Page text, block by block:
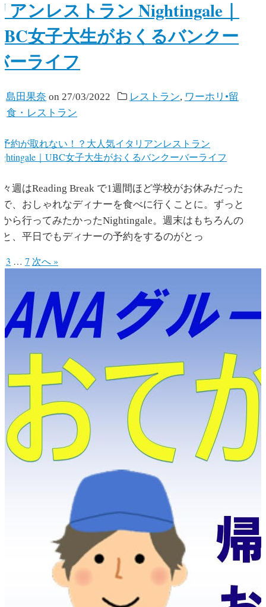
アンレストラン Nightingale｜
女子大生がおくるバンクー
ーライフ
島田果奈 on 27/03/2022 レストラン, ワーホリ•留
食・レストラン
週はReading Break で1週間ほど学校がお休みだった
、おしゃれなディナーを食べに行くことに。ずっと
ら行ってみたかったNightingale。週末はもちろんの
、平日でもディナーの予約をするのがとっ
3 … 7 次へ »